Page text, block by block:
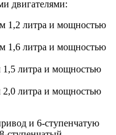
двигателями:
1,2 литра и мощностью
1,6 литра и мощностью
1,5 литра и мощностью
2,0 литра и мощностью
и 6-ступенчатую